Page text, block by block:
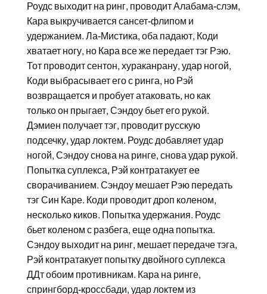
Роудс выходит на ринг, проводит Алабама-слэм,
Кара выкручивается сансет-флипом и
удержанием. Ла-Мистика, оба падают, Коди
хватает ногу, но Кара все же передает тэг Рэю.
Тот проводит сентон, хураканрану, удар ногой,
Коди выбрасывает его с ринга, но Рэй
возвращается и пробует атаковать, но как
только он прыгает, Сэндоу бьет его рукой.
Дэмиен получает тэг, проводит русскую
подсечку, удар локтем. Роудс добавляет удар
ногой, Сэндоу снова на ринге, снова удар рукой.
Попытка суплекса, Рэй контратакует ее
сворачиванием. Сэндоу мешает Рэю передать
тэг Син Каре. Коди проводит дроп коленом,
несколько киков. Попытка удержания. Роудс
бьет коленом с разбега, еще одна попытка.
Сэндоу выходит на ринг, мешает передаче тэга,
Рэй контратакует попытку двойного суплекса
ДДт обоим противникам. Кара на ринге,
спрингборд-кроссбади, удар локтем из